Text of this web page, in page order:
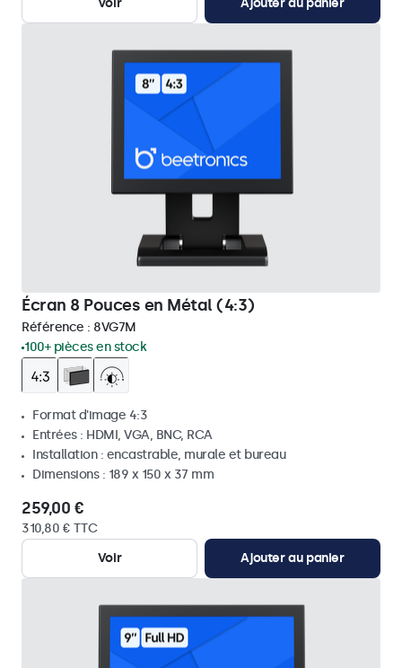
Voir
Ajouter au panier
Écran 8 Pouces en Métal (4:3)
Référence : 8VG7M
100+ pièces en stock
Format d'image 4:3
Entrées : HDMI, VGA, BNC, RCA
Installation : encastrable, murale et bureau
Dimensions : 189 x 150 x 37 mm
259,00 €
310,80 € TTC
Voir
Ajouter au panier